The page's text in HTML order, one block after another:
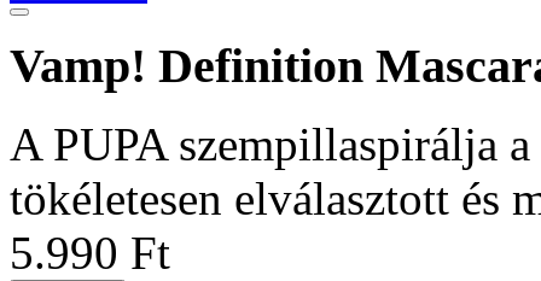
Vamp! Definition
A PUPA szempillaspirálja
tökéletesen elválasztott és
5.990 Ft